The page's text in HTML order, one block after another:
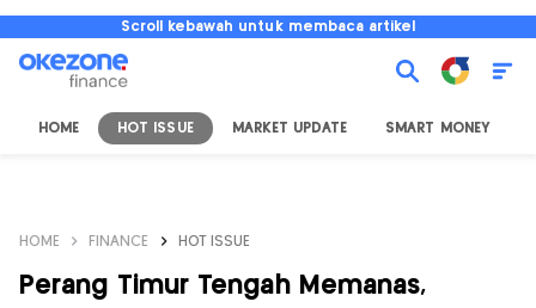
Scroll kebawah untuk membaca artikel
HOME HOT ISSUE MARKET UPDATE SMART MONEY
HOME FINANCE HOT ISSUE
Perang Timur Tengah Memanas,